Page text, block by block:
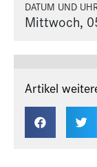
DATUM UND
Mittwoch,
Artikel